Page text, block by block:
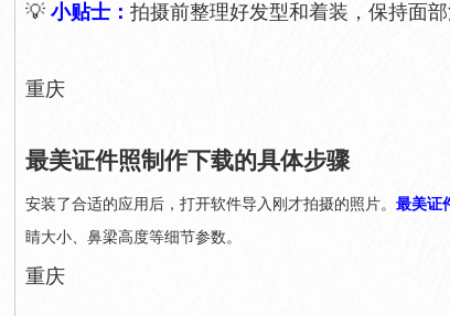
💡 小贴士： 拍摄前整理好发型和着装，保持面
重庆
最美证件照制作下载的具体步骤
安装了合适的应用后，打开软件导入刚才拍摄的照片。 最美证
睛大小、鼻梁高度等细节参数。
重庆